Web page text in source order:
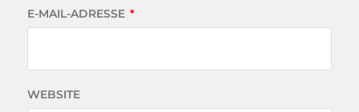
E-MAIL-ADRESSE *
WEBSITE